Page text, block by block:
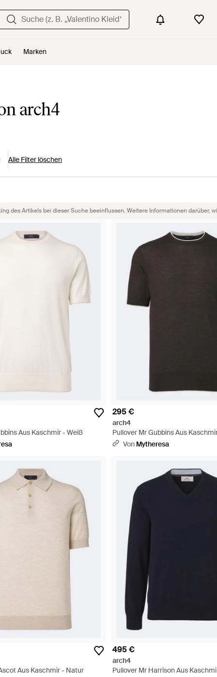
Marken
arch4
Alle Filter löschen
des Artikels bei dieser Suche beeinflussen. Weitere Informationen darüber,
Aus Kaschmir - Weiß
295 €
arch4
Pullover Mr Gubbins Aus
Von Mytheresa
Aus Kaschmir - Natur
495 €
arch4
Pullover Mr Harrison Aus